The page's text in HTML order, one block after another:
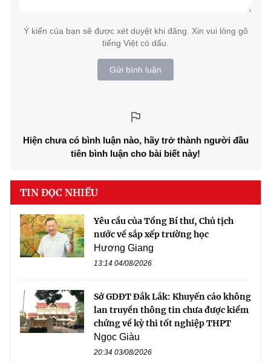
Ý kiến của bạn sẽ được xét duyệt khi đăng. Xin vui lòng gõ
tiếng Việt có dấu.
Gửi bình luận
Hiện chưa có bình luận nào, hãy trở thành người đầu
tiên bình luận cho bài biết này!
TIN ĐỌC NHIỀU
Yêu cầu của Tổng Bí thư, Chủ tịch
nước về sắp xếp trường học
Hương Giang
13:14 04/08/2026
Sở GDĐT Đắk Lắk: Khuyến cáo không
lan truyền thông tin chưa được kiểm
chứng về kỳ thi tốt nghiệp THPT
Ngọc Giàu
20:34 03/08/2026